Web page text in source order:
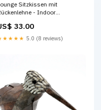
Sitzkissen mit
- Indoor
- Indoor
33.00
5.0 (8 reviews)